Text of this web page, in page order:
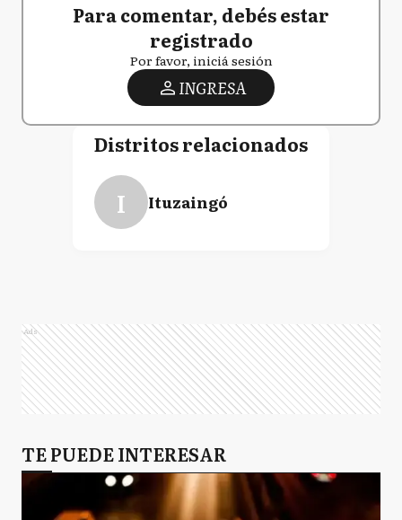
Para comentar, debés estar
registrado
Por favor, iniciá sesión
INGRESA
Distritos relacionados
I Ituzaingó
Ads
TE PUEDE INTERESAR